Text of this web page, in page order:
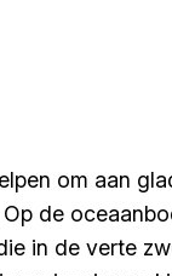
om aan
de
in de verte